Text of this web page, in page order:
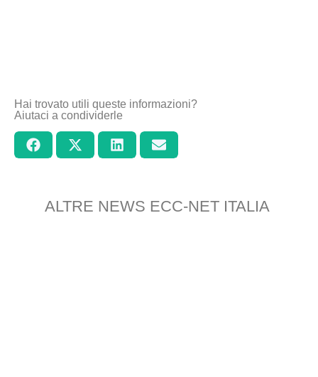
Hai trovato utili queste informazioni?
Aiutaci a condividerle
ALTRE NEWS ECC-NET ITALIA